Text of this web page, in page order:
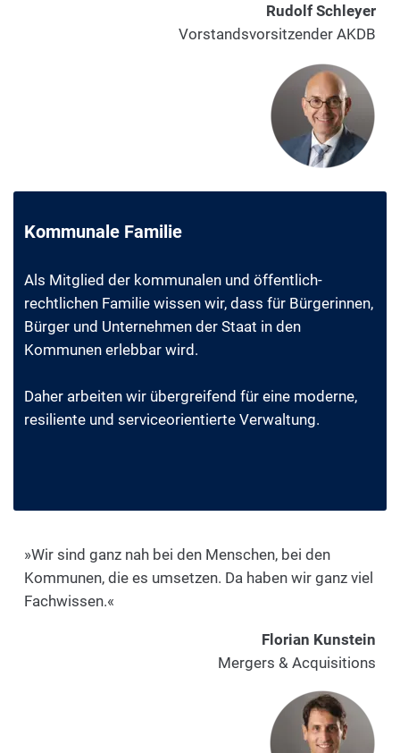
Rudolf Schleyer
Vorstandsvorsitzender AKDB
Kommunale Familie
Als Mitglied der kommunalen und öffentlich-
rechtlichen Familie wissen wir, dass für Bürgerinnen,
Bürger und Unternehmen der Staat in den
Kommunen erlebbar wird.
Daher arbeiten wir übergreifend für eine moderne,
resiliente und serviceorientierte Verwaltung.
»Wir sind ganz nah bei den Menschen, bei den
Kommunen, die es umsetzen. Da haben wir ganz viel
Fachwissen.«
Florian Kunstein
Mergers & Acquisitions